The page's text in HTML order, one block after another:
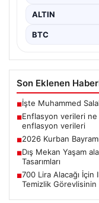
ALTIN
BTC
Son Eklenen
■İşte Muhammed
■Enflasyon verileri ne
enflasyon verileri
■2026 Kurban
■Dış Mekan Yaşam
Tasarımları
■700 Lira Alacağı İçin
Temizlik Görevlisinin